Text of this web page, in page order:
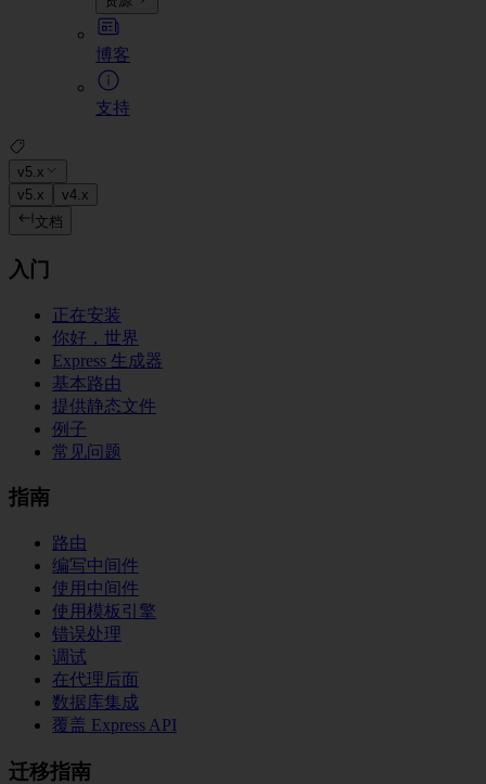
博客
支持
v5.x
v5.x
v4.x
文档
入门
正在安装
你好，世界
Express 生成器
基本路由
提供静态文件
例子
常见问题
指南
路由
编写中间件
使用中间件
使用模板引擎
错误处理
调试
在代理后面
数据库集成
覆盖 Express API
迁移指南